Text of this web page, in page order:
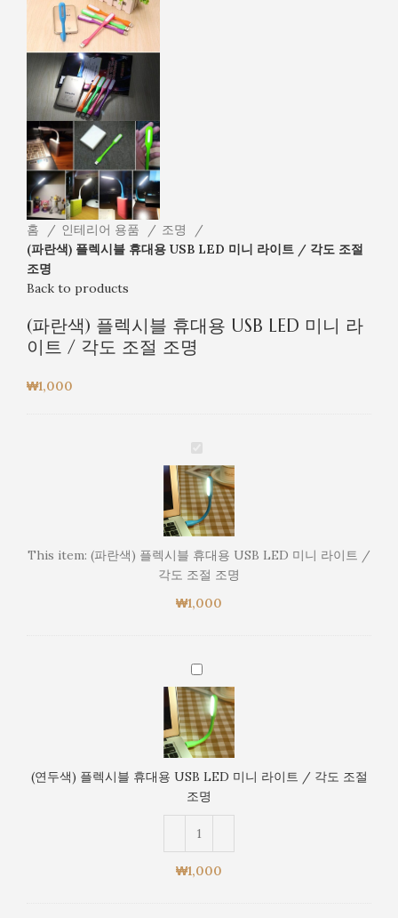
홈 인테리어 용품
조명
(파란색) 플렉시블 휴대용 USB LED 미니 라이트 / 각도 조절
조명
Back to products
(파란색) 플렉시블 휴대용 USB LED 미니 라
이트 / 각도 조절 조명
₩1,000
(파
란
색)
플
렉
블
휴
대
LED
니
라
이
트
/
각
도
조
절
조
This item: (파란색) 플렉시블 휴대용 USB LED 미니 라이트 /
각도 조절 조명
₩1,000
(연
두
색)
플
렉
블
휴
USB
LED
(연두색) 플렉시블 휴대용 USB LED 미니 라이트 / 각도 조절
조명
₩1,000